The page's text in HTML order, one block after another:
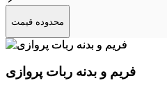
محدوده قیمت
فریم و بدنه ربات پروازی